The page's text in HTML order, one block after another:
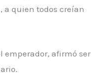
a quien todos creían
emperador, afirmó ser